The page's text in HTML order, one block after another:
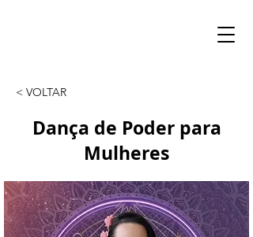
< VOLTAR
Dança de Poder para
Mulheres